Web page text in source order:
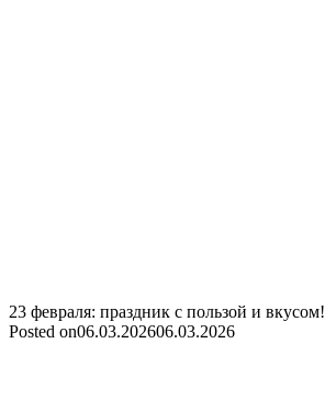
23 февраля: праздник с пользой и вкусом!
Posted on06.03.202606.03.2026